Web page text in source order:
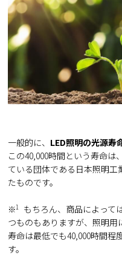
一般的に、 LED照明の光源寿
この40,000時間という寿命は
ている団体である日本照明
たものです。
※1 もちろん、商品によって
つものもありますが、照明用
寿命は最低でも40,000時間程
す。